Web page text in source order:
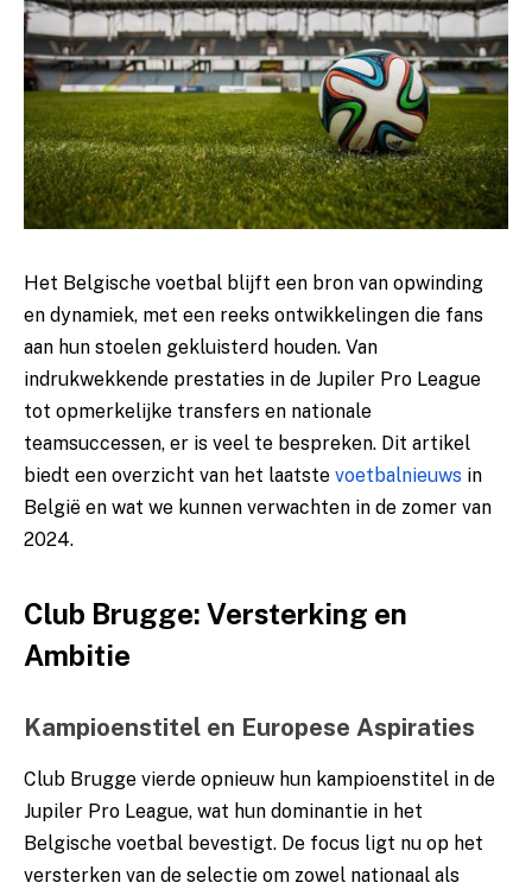
Het Belgische voetbal blijft een bron van opwinding
en dynamiek, met een reeks ontwikkelingen die fans
aan hun stoelen gekluisterd houden. Van
indrukwekkende prestaties in de Jupiler Pro League
tot opmerkelijke transfers en nationale
teamsuccessen, er is veel te bespreken. Dit artikel
biedt een overzicht van het laatste voetbalnieuws in
België en wat we kunnen verwachten in de zomer van
2024.
Club Brugge: Versterking en
Ambitie
Kampioenstitel en Europese Aspiraties
Club Brugge vierde opnieuw hun kampioenstitel in de
Jupiler Pro League, wat hun dominantie in het
Belgische voetbal bevestigt. De focus ligt nu op het
versterken van de selectie om zowel nationaal als